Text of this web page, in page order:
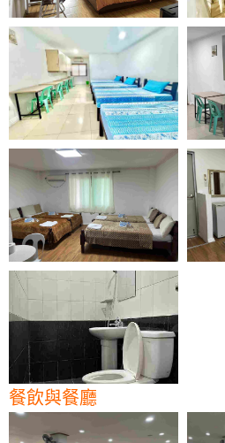
餐飲與餐廳